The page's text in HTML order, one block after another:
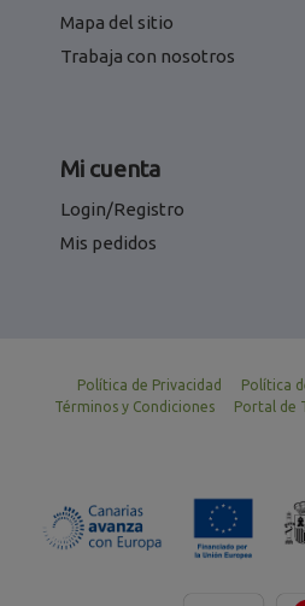
Mapa del sitio
Trabaja con nosotros
Mi cuenta
Login/Registro
Mis pedidos
Política de Privacidad Política
Términos y Condiciones
Portal de